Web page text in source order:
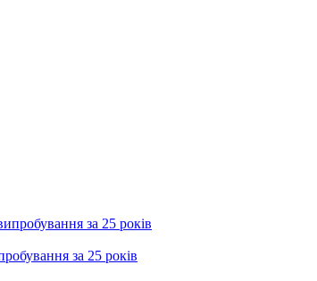
за 25 років